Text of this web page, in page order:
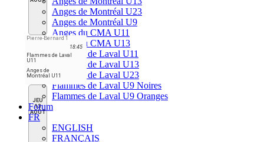
Pierre-Bernard 1
18:45
Flammes de Laval
U11
Anges de
Montréal U11
JEU
13
AOÛT
Anges de Montréal U23
Anges de Montréal U9
Anges du CMA U11
Anges du CMA U13
Flammes de Laval U11
Flammes de Laval U13
Flammes de Laval U23
Flammes de Laval U9 Noires
Flammes de Laval U9 Oranges
Forum
FR
ENGLISH
FRANÇAIS